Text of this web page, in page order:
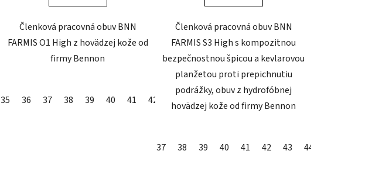
Členková pracovná obuv BNN
FARMIS O1 High z hovädzej kože od
firmy Bennon
35 36 37 38 39 40 41 42 43 44 45 46
Členková pracovná obuv BNN
FARMIS S3 High s kompozitnou
bezpečnostnou špicou a kevlarovou
planžetou proti prepichnutiu
podrážky, obuv z hydrofóbnej
hovädzej kože od firmy Bennon
37 38 39 40 41 42 43 44